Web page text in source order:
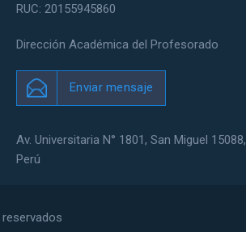
RUC: 20155945860
Dirección Académica del Profesorado
Enviar mensaje
Av. Universitaria N° 1801, San Miguel
Perú